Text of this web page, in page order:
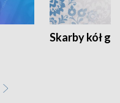
Skarby kół